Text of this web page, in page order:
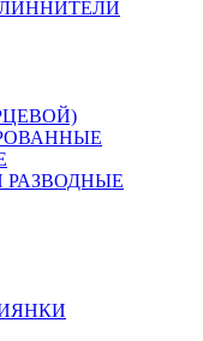
РАЗВОДНЫЕ